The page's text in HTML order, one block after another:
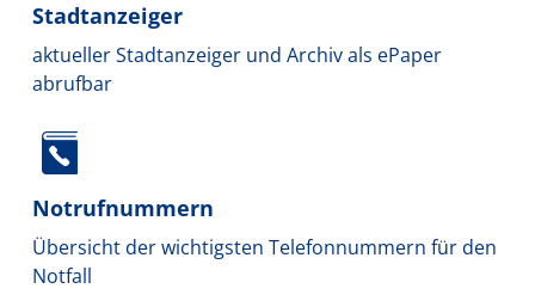
Stadtanzeiger
aktueller Stadtanzeiger und Archiv als ePaper
abrufbar
Notrufnummern
Übersicht der wichtigsten Telefonnummern für den
Notfall